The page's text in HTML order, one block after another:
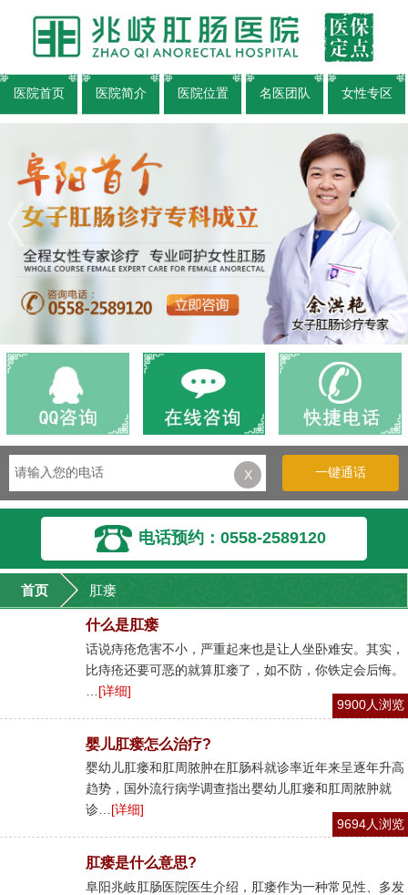
医院首页 医院简介 医院位置 名医团队 女性专区
X 一键通话
电话预约：0558-2589120
首页 肛瘘
什么是肛瘘
话说痔疮危害不小，严重起来也是让人坐卧难安。其实，
比痔疮还要可恶的就算肛瘘了，如不防，你铁定会后悔。
[详细]
9900人浏览
婴儿肛瘘怎么治疗?
婴幼儿肛瘘和肛周脓肿在肛肠科就诊率近年来呈逐年升高
趋势，国外流行病学调查指出婴幼儿肛瘘和肛周脓肿就
诊…[详细]
9694人浏览
肛瘘是什么意思?
阜阳兆岐肛肠医院医生介绍，肛瘘作为一种常见性、多发